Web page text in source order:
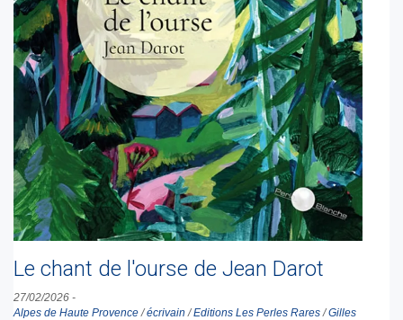
Le chant de l'ourse de Jean Darot
27/02/2026 -
Alpes de Haute Provence/écrivain /Editions Les Perles Rares/Gilles